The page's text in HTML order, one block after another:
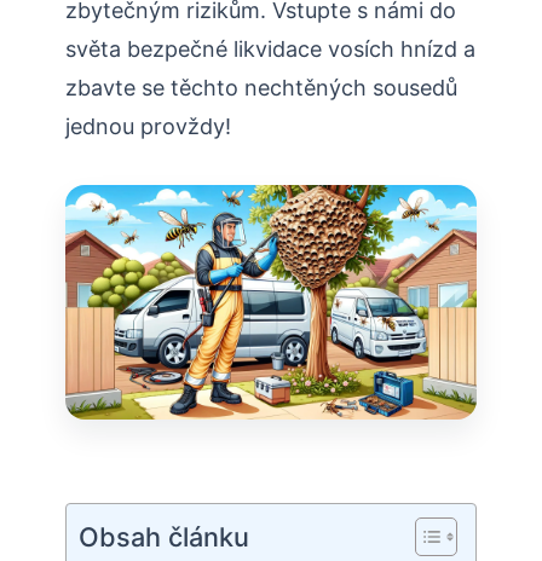
zbytečným rizikům. Vstupte s námi do
světa bezpečné likvidace ⁢vosích hnízd a
zbavte se těchto nechtěných sousedů
jednou provždy!
Obsah článku